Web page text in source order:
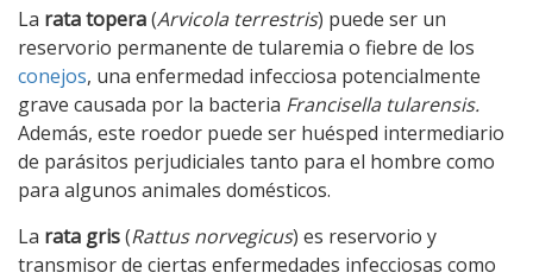
La rata topera(Arvicola terrestris) puede ser un
reservorio permanente de tularemia o fiebre de los
conejos, una enfermedad infecciosa potencialmente
grave causada por la bacteria Francisella tularensis.
Además, este roedor puede ser huésped intermediario
de parásitos perjudiciales tanto para el hombre como
para algunos animales domésticos.
La rata gris(Rattus norvegicus) es reservorio y
transmisor de ciertas enfermedades infecciosas como